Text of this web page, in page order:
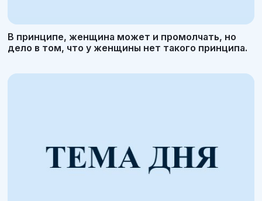
В принципе, женщина может и промолчать, но
дело в том, что у женщины нет такого принципа.